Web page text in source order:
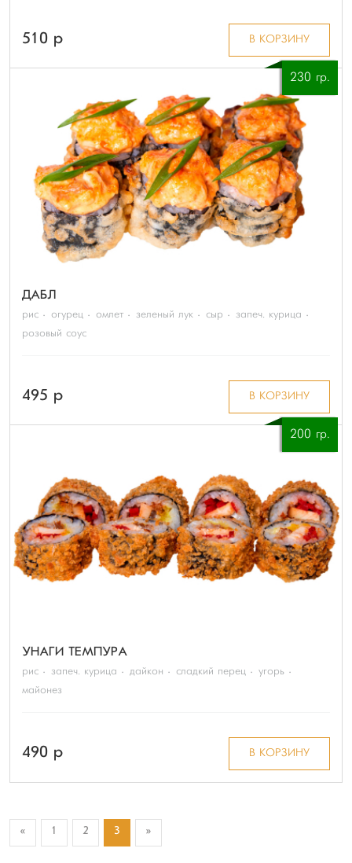
510 p В КОРЗИНУ
230 гр.
ДАБЛ
рис огурец омлет зеленый лук сыр
запеч. курица
розовый соус
495 p В КОРЗИНУ
200 гр.
УНАГИ ТЕМПУРА
рис запеч. курица дайкон сладкий перец
угорь
майонез
490 p В КОРЗИНУ
« 1 2 3 »